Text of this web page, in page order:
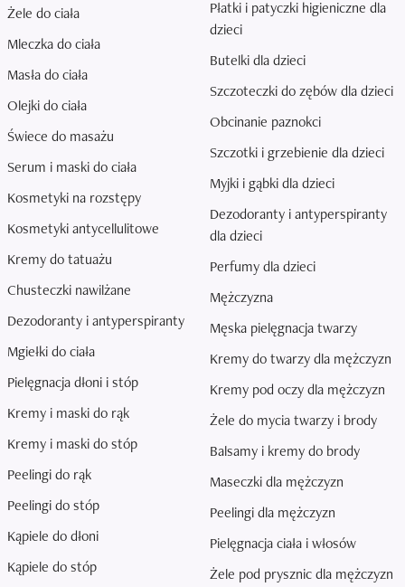
Żele do ciała
Mleczka do ciała
Masła do ciała
Olejki do ciała
Świece do masażu
Serum i maski do ciała
Kosmetyki na rozstępy
Kosmetyki antycellulitowe
Kremy do tatuażu
Chusteczki nawilżane
Dezodoranty i antyperspiranty
Mgiełki do ciała
Pielęgnacja dłoni i stóp
Kremy i maski do rąk
Kremy i maski do stóp
Peelingi do rąk
Peelingi do stóp
Kąpiele do dłoni
Kąpiele do stóp
Płatki i patyczki higieniczne dla
dzieci
Butelki dla dzieci
Szczoteczki do zębów dla dzieci
Obcinanie paznokci
Szczotki i grzebienie dla dzieci
Myjki i gąbki dla dzieci
Dezodoranty i antyperspiranty
dla dzieci
Perfumy dla dzieci
Mężczyzna
Męska pielęgnacja twarzy
Kremy do twarzy dla mężczyzn
Kremy pod oczy dla mężczyzn
Żele do mycia twarzy i brody
Balsamy i kremy do brody
Maseczki dla mężczyzn
Peelingi dla mężczyzn
Pielęgnacja ciała i włosów
Żele pod prysznic dla mężczyzn